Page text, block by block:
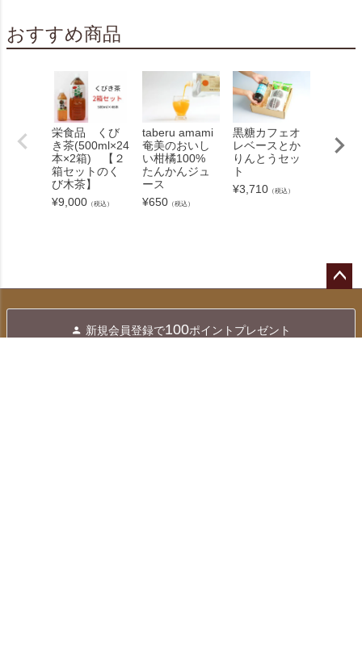
おすすめ商品
栄食品 くび
き茶(500ml×24
本×2箱) 【２
箱セットのく
び木茶】
¥9,000 （税込）
taberu amami
奄美のおいし
い柑橘100%
たんかんジュ
ース
¥650 （税込）
黒糖カフェオ
レベースとか
りんとうセッ
ト
¥3,710 （税込）
大島
新規会員登録で100ポイントプレゼント